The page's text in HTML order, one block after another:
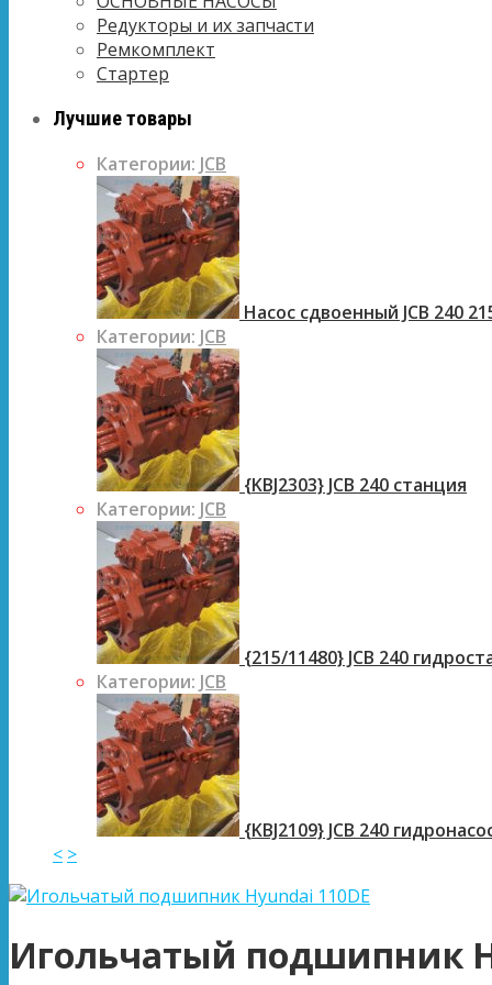
Редукторы и их запчасти
Ремкомплект
Стартер
Лучшие товары
Категории: JCB
Насос сдвоенный JCB 240
Категории: JCB
{KBJ2303} JCB 240 станция
Категории: JCB
{215/11480} JCB 240
Категории: JCB
{KBJ2109} JCB 240
< >
Игольчатый подшипник